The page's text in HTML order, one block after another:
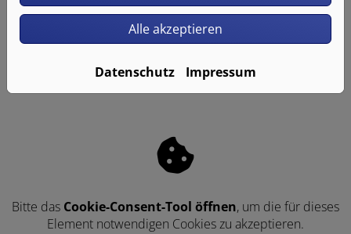
Bitte das Cookie-Consent-Tool öffnen, um die für dieses
Element notwendigen Cookies zu akzeptieren.
Alle akzeptieren
Datenschutz Impressum